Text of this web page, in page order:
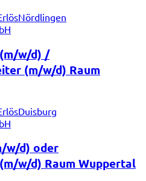
Nördlingen
w/d) /
(m/w/d) Raum
Duisburg
w/d) oder
w/d) Raum Wuppertal